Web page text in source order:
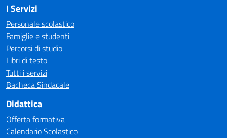
I Servizi
Personale scolastico
Famiglie e studenti
Percorsi di studio
Libri di testo
Tutti i servizi
Bacheca Sindacale
Didattica
Offerta formativa
Calendario Scolastico